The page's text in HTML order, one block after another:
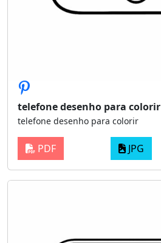
telefone desenho para colorir
telefone desenho para colorir
PDF JPG